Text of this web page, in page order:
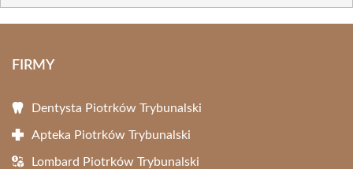
FIRMY
Dentysta Piotrków Trybunalski
Apteka Piotrków Trybunalski
Lombard Piotrków Trybunalski